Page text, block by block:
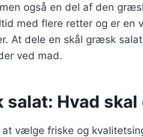
også en del af den
med flere retter og er en
At dele en skål græsk
ved mad.
Hvad skal
vælge friske og